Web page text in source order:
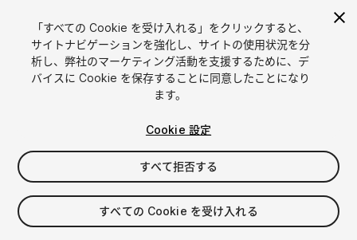
1 /2
$49.99
消費税は決済時に計算されます
「すべての Cookie を受け入れる」をクリックすると、
サイトナビゲーションを強化し、サイトの使用状況を分
析し、弊社のマーケティング活動を支援するために、デ
バイスに Cookie を保存することに同意したことになり
ます。
Cookie 設定
すべて拒否する
すべての Cookie を受け入れる